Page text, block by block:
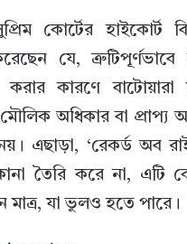
কোর্টের হাইকোর্ট
যে,
কারণে
অধিকার বা প্রাপ্য
এছাড়া, ‘রেকর্ড অব
তৈরি করে না, এটি
মাত্র, যা ভুলও হতে পারে।